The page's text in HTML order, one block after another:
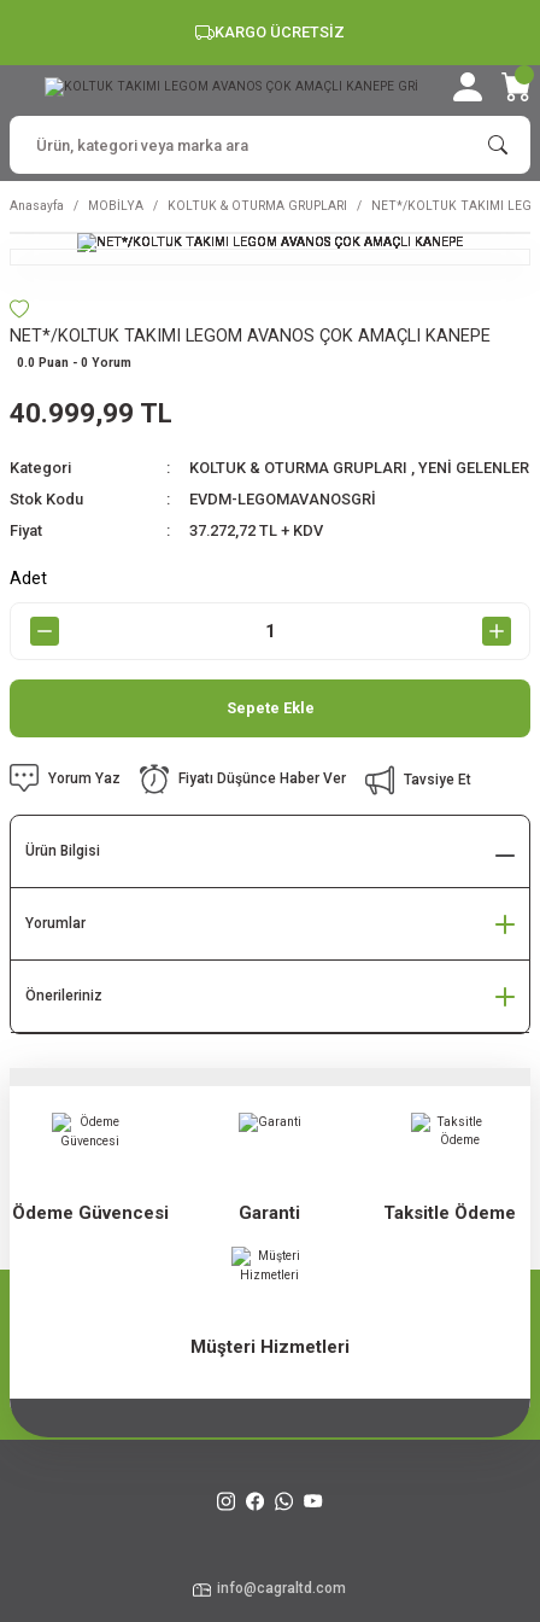
KARGO ÜCRETSİZ
Anasayfa MOBİLYA KOLTUK & OTURMA GRUPLARI NET*/KOLTUK TAKIMI
NET*/KOLTUK TAKIMI LEGOM AVANOS ÇOK AMAÇLI KANEPE
0.0 Puan - 0 Yorum
40.999,99 TL
Kategori KOLTUK & OTURMA GRUPLARI , YENİ GELENLER
Stok Kodu
EVDM-LEGOMAVANOSGRİ
Fiyat
37.272,72 TL + KDV
Adet
Sepete Ekle
Yorum Yaz Fiyatı Düşünce Haber Ver Tavsiye Et
Ürün Bilgisi
Yorumlar
Önerileriniz
Ödeme Güvencesi Garanti Taksitle Ödeme
Müşteri Hizmetleri
info@cagraltd.com